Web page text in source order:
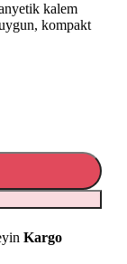
kalem
kompakt
Kargo